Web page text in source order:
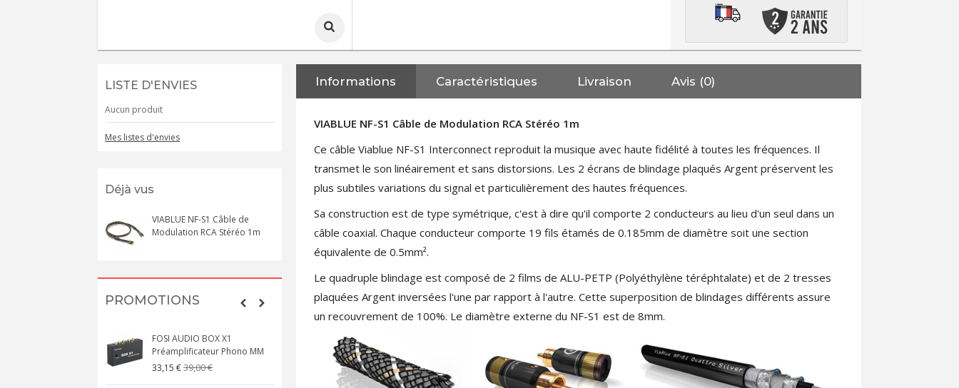
LISTE D'ENVIES
Aucun produit
Mes listes d'envies
Déjà vus
VIABLUE NF-S1 Câble de
Modulation RCA Stéréo 1m
PROMOTIONS
FOSI AUDIO BOX X1
Préamplificateur Phono MM
33,15 €39,00 €
NEUTRIK NC3FXX Connecteur
XLR Femelle 3 Pôles...
4,30 €4,95 €
Informations Caractéristiques Livraison Avis (0)
VIABLUE NF-S1 Câble de Modulation RCA Stéréo 1m
Ce câble Viablue NF-S1 Interconnect reproduit la musique avec haute fidélité à toutes les fréquences. Il
transmet le son linéairement et sans distorsions. Les 2 écrans de blindage plaqués Argent préservent les
plus subtiles variations du signal et particulièrement des hautes fréquences.
Sa construction est de type symétrique, c'est à dire qu'il comporte 2 conducteurs au lieu d'un seul dans un
câble coaxial. Chaque conducteur comporte 19 fils étamés de 0.185mm de diamètre soit une section
équivalente de 0.5mm².
Le quadruple blindage est composé de 2 films de ALU-PETP (Polyéthylène téréphtalate) et de 2 tresses
plaquées Argent inversées l'une par rapport à l'autre. Cette superposition de blindages différents assure
un recouvrement de 100%. Le diamètre externe du NF-S1 est de 8mm.